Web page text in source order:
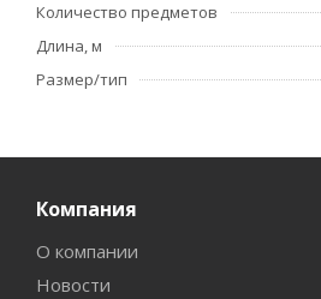
Количество предметов
Длина, м
Размер/тип
Компания
О компании
Новости